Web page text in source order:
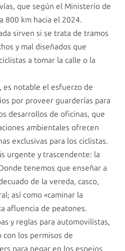
que según el Ministerio de
800 km hacia el 2024.
sirven si se trata de tramos
y mal diseñados que
a tomar la calle o la
es notable el esfuerzo de
por proveer guarderías para
desarrollos de oficinas, que
ambientales ofrecen
exclusivas para los ciclistas.
urgente y trascendente: la
tenemos que enseñar a
de la vereda, casco,
así como «caminar la
afluencia de peatones.
y reglas para automovilistas,
los permisos de
para pegar en los espejos